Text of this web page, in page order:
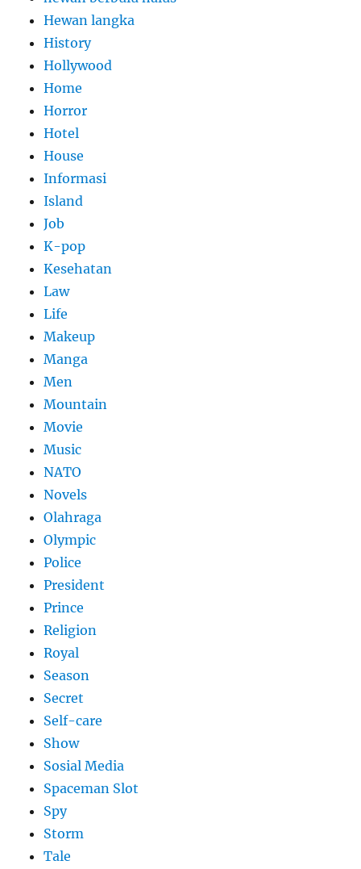
Hewan langka
History
Hollywood
Home
Horror
Hotel
House
Informasi
Island
Job
K-pop
Kesehatan
Law
Life
Makeup
Manga
Men
Mountain
Movie
Music
NATO
Novels
Olahraga
Olympic
Police
President
Prince
Religion
Royal
Season
Secret
Self-care
Show
Sosial Media
Spaceman Slot
Spy
Storm
Tale